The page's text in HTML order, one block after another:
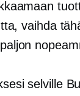
vaihda
selville